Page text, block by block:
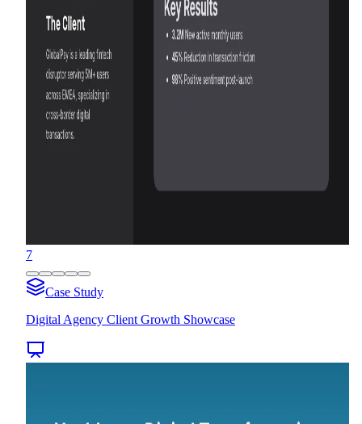
7
Case Study
Digital Agency Client Growth Showcase